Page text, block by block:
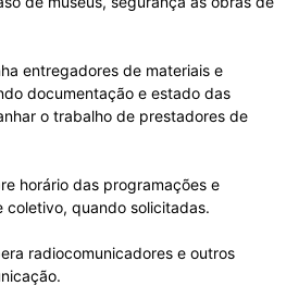
entregadores de materiais e
documentação e estado das
o trabalho de prestadores de
horário das programações e
coletivo, quando solicitadas.
radiocomunicadores e outros